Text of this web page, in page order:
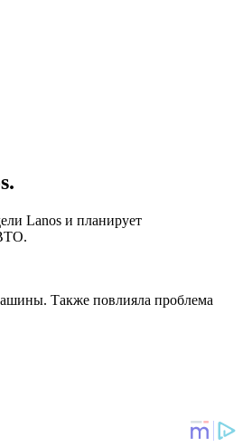
Lanos и планирует
Также повлияла проблема